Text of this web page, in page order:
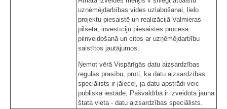
uzņēmējdarbības vides uzlabošanai, lielo
projektu piesaistē un realizācijā Valmieras
pilsētā, investīciju piesaistes procesa
pilnveidošanā un citos ar uzņēmējdarbību
saistītos jautājumos.
Ņemot vērā Vispārīgās datu aizsardzības
regulas prasību, proti, ka datu aizsardzības
speciālists ir jāieceļ, ja datu apstrādi veic
publiska iestāde, Pašvaldībā ir izveidota jauna
štata vieta - datu aizsardzības speciālists.